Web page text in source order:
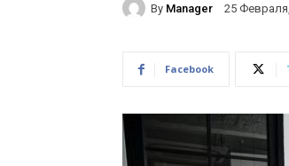
By Manager 25
Facebook